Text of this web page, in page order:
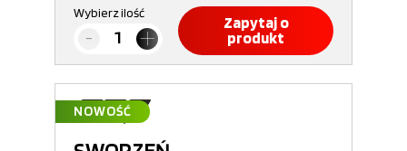
Wybierz ilość
Zapytaj o
produkt
NOWOŚĆ